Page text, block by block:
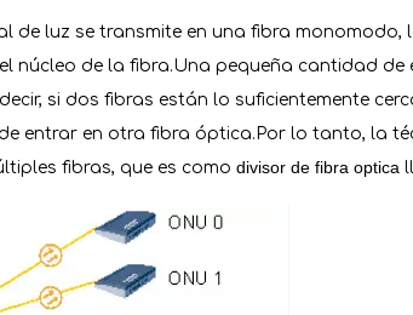
de luz se transmite en una fibra monomodo,
núcleo de la fibra.Una pequeña cantidad de
si dos fibras están lo suficientemente
entrar en otra fibra óptica.Por lo tanto, la
fibras, que es como divisor de fibra optica